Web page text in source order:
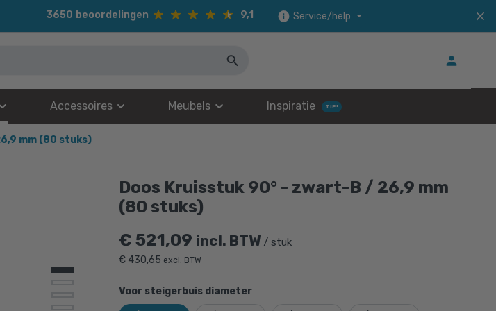
3650 beoordelingen 9,1 Service/help
Accessoires Meubels Inspiratie TIP!
mm (80 stuks)
Doos Kruisstuk 90° - zwart-B / 26,9 mm
(80 stuks)
€521,09 incl. BTW / stuk
€ 430,65 excl. BTW
Voor steigerbuis diameter